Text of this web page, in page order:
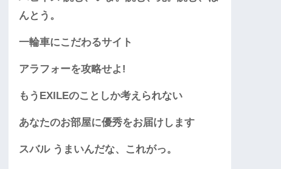
んとう。
一輪車にこだわるサイト
アラフォーを攻略せよ!
もうEXILEのことしか考えられない
あなたのお部屋に優秀をお届けします
スバル うまいんだな、これがっ。